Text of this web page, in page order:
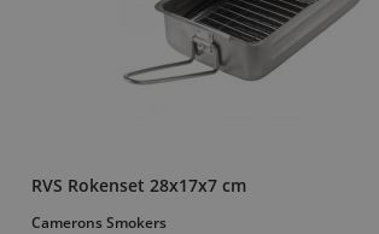
RVS Rokenset 28x17x7 cm
Camerons Smokers